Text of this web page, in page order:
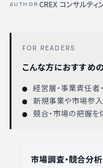
AUTHOR CREX コンサルティ
FOR READERS
こんな方におすすめ
経営層・事業責任者
新規事業や市場参
競合・市場の把握
市場調査・競合分